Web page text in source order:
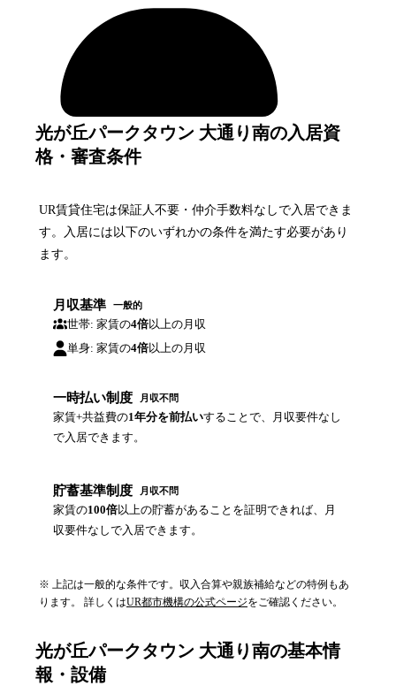
光が丘パークタウン 大通り南の入居資
格・審査条件
UR賃貸住宅は保証人不要・仲介手数料なしで入居できま
す。入居には以下のいずれかの条件を満たす必要があり
ます。
月収基準 一般的
世帯: 家賃の4倍以上の月収
単身: 家賃の4倍以上の月収
一時払い制度 月収不問
家賃+共益費の1年分を前払いすることで、月収要件なし
で入居できます。
貯蓄基準制度 月収不問
家賃の100倍以上の貯蓄があることを証明できれば、月
収要件なしで入居できます。
※ 上記は一般的な条件です。収入合算や親族補給などの特例もあ
ります。 詳しくはUR都市機構の公式ページをご確認ください。
光が丘パークタウン 大通り南の基本情
報・設備